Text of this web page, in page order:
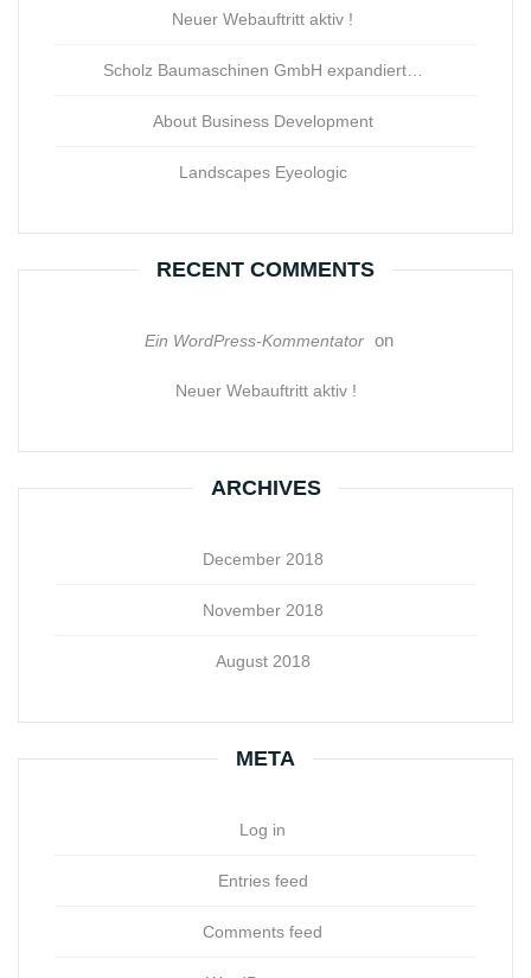
Neuer Webauftritt aktiv !
Scholz Baumaschinen GmbH expandiert…
About Business Development
Landscapes Eyeologic
RECENT COMMENTS
Ein WordPress-Kommentator on
Neuer Webauftritt aktiv !
ARCHIVES
December 2018
November 2018
August 2018
META
Log in
Entries feed
Comments feed